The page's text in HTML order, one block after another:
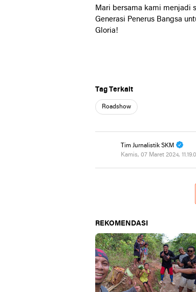
Mari bersama kami menjadi
Generasi Penerus Bangsa
Gloria!
Tag Terkait
Roadshow
Tim Jurnalistik SKM
Kamis, 07 Maret 2024,
REKOMENDASI